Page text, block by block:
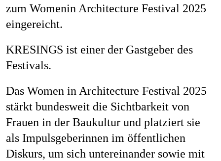
zum Womenin Architecture Festival 2025
eingereicht.
KRESINGS ist einer der Gastgeber des
Festivals.
Das Women in Architecture Festival 2025
stärkt bundesweit die Sichtbarkeit von
Frauen in der Baukultur und platziert sie
als Impulsgeberinnen im öffentlichen
Diskurs, um sich untereinander sowie mit